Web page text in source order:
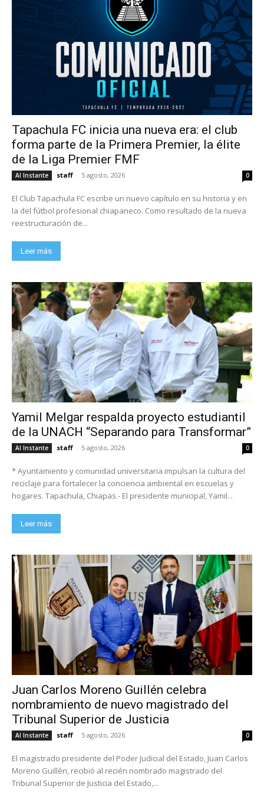
Tapachula FC inicia una nueva era: el club
forma parte de la Primera Premier, la élite
de la Liga Premier FMF
Al Instante staff - 5 agosto, 2026 0
El Club Tapachula FC escribe un nuevo capítulo en su historia y en
la del fútbol profesional chiapaneco. Como resultado de la nueva
reestructuración de...
Leer más
Yamil Melgar respalda proyecto estudiantil
de la UNACH “Separando para Transformar”
Al Instante staff - 5 agosto, 2026 0
* Ayuntamiento y comunidad universitaria impulsan la cultura del
reciclaje para fortalecer la conciencia ambiental en escuelas y
hogares. Tapachula, Chiapas.- El presidente municipal, Yamil...
Leer más
Juan Carlos Moreno Guillén celebra
nombramiento de nuevo magistrado del
Tribunal Superior de Justicia
Al Instante staff - 5 agosto, 2026 0
El magistrado presidente del Poder Judicial del Estado, Juan Carlos
Moreno Guillén, recibió al recién nombrado magistrado del
Tribunal Superior de Justicia del Estado,...